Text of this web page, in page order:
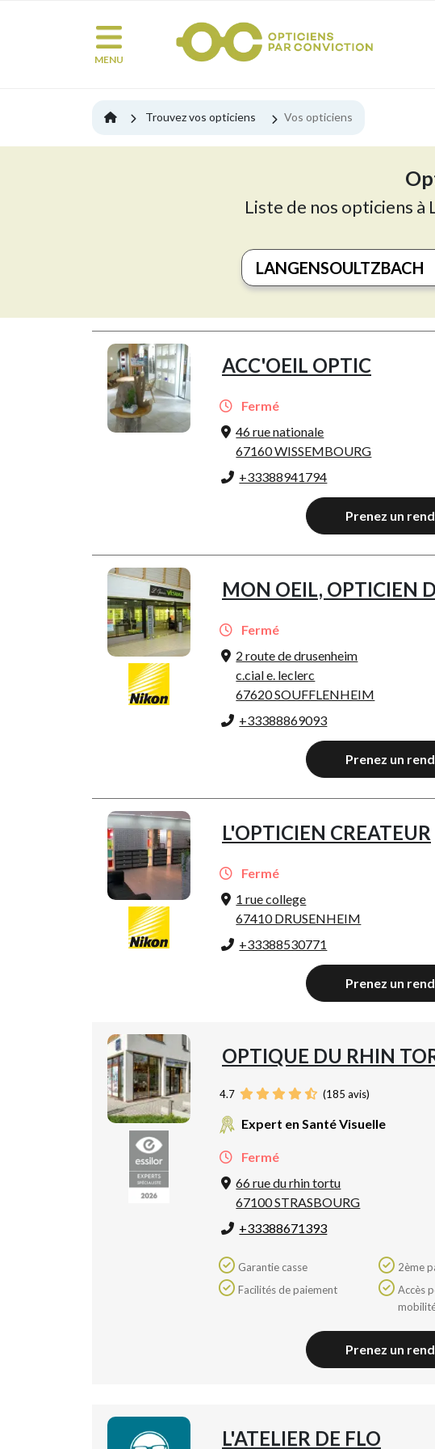
MENU
Trouvez vos opticiens Vos opticiens
Liste de nos opticiens
ACC'OEIL OPTIC
Fermé
46 rue nationale
67160 WISSEMBOURG
+33388941794
Prenez un
MON OEIL, OPTICIEN
Fermé
2 route de drusenheim
c.cial e. leclerc
67620 SOUFFLENHEIM
+33388869093
Prenez un
L'OPTICIEN CREATEUR
Fermé
1 rue college
67410 DRUSENHEIM
+33388530771
Prenez un
OPTIQUE DU RHIN
4.7 (185 avis)
Expert en Santé Visuelle
Fermé
66 rue du rhin tortu
67100 STRASBOURG
+33388671393
Garantie casse
Facilités de paiement
2ème
Prenez un
L'ATELIER DE FLO